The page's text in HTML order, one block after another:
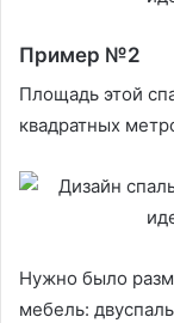
Пример №2
Площадь этой
квадратных
Нужно было
мебель: